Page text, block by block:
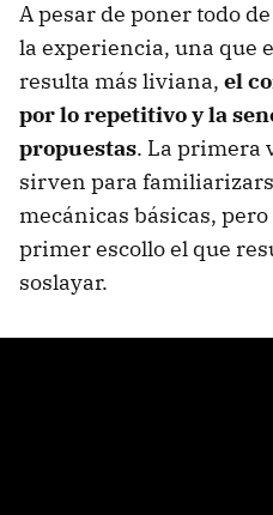
A pesar de poner todo
la experiencia, una que
resulta más liviana, el
por lo repetitivo y la
propuestas. La primera
sirven para
mecánicas básicas,
primer escollo el que
soslayar.